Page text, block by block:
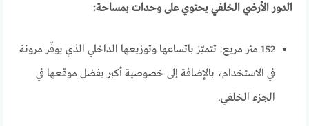
الدور الأرضي الخلفي يحتوي على وحدات بمساحة:
152 متر مربع: تتميّز باتساعها وتوزيعها الداخلي الذي يوفّر مرونة
في الاستخدام، بالإضافة إلى خصوصية أكبر بفضل موقعها في
الجزء الخلفي.